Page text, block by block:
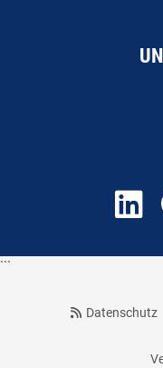
```
Datenschutz